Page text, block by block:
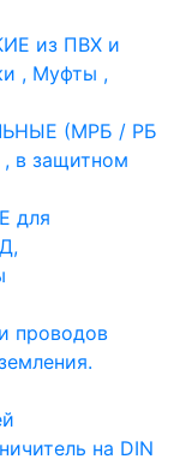
из ПВХ и
, Муфты ,
(МРБ / РБ
в защитном
для
проводов
на DIN